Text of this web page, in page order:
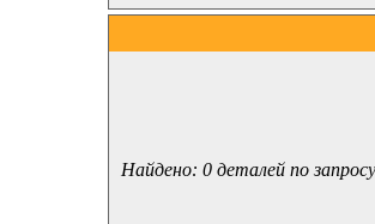
Найдено: 0 деталей по